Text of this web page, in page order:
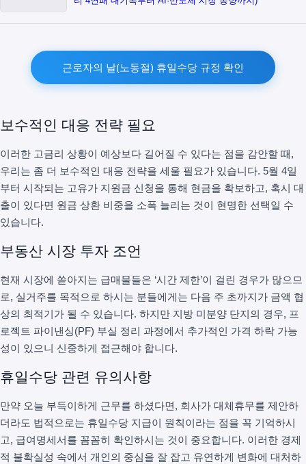
근로자의 날(노동절) 휴일수당 규정 확인
보수적인 대응 전략 필요
이러한 고금리 상황이 예상보다 길어질 수 있다는 점을 감안할 때,
우리는 좀 더 보수적인 대응 전략을 세울 필요가 있습니다. 5월 4일
부터 시작되는 고유가 지원금 신청을 통해 현금을 확보하고, 혹시 대
출이 있다면 원금 상환 비중을 소폭 늘리는 것이 현명한 선택일 수
있습니다.
부동산 시장 투자 조언
현재 시장에 쏟아지는 급매물들은 ‘시간 제한’이 걸린 경우가 많으므
로, 실거주를 목적으로 하시는 분들에게는 다음 주 초까지가 금액 협
상의 최적기가 될 수 있습니다. 하지만 지방 미분양 단지의 경우, 프
로젝트 파이낸싱(PF) 부실 정리 과정에서 추가적인 가격 하락 가능
성이 있으니 신중하게 접근해야 합니다.
휴일수당 관련 유의사항
만약 오늘 부득이하게 근무를 하셨다면, 회사가 대체휴무를 제안하
더라도 법적으로는 휴일수당 지급이 원칙이라는 점을 꼭 기억하시
고, 급여명세서를 꼼꼼히 확인하시는 것이 중요합니다. 이러한 경제
적 불확실성 속에서 개인의 중심을 잘 잡고 유연하게 변화에 대처하